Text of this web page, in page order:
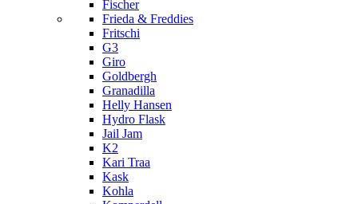
Fischer
Frieda & Freddies
Fritschi
G3
Giro
Goldbergh
Granadilla
Helly Hansen
Hydro Flask
Jail Jam
K2
Kari Traa
Kask
Kohla